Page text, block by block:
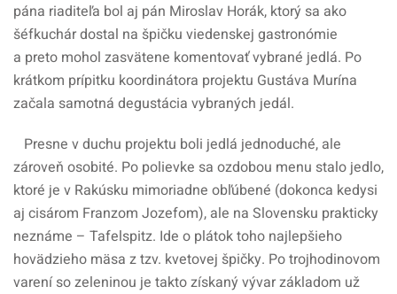
pána riaditeľa bol aj pán Miroslav Horák, ktorý sa ako
šéfkuchár dostal na špičku viedenskej gastronómie
a preto mohol zasvätene komentovať vybrané jedlá. Po
krátkom prípitku koordinátora projektu Gustáva Murína
začala samotná degustácia vybraných jedál.
Presne v duchu projektu boli jedlá jednoduché, ale
zároveň osobité. Po polievke sa ozdobou menu stalo jedlo,
ktoré je v Rakúsku mimoriadne obľúbené (dokonca kedysi
aj cisárom Franzom Jozefom), ale na Slovensku prakticky
neznáme – Tafelspitz. Ide o plátok toho najlepšieho
hovädzieho mäsa z tzv. kvetovej špičky. Po trojhodinovom
varení so zeleninou je takto získaný vývar základom už